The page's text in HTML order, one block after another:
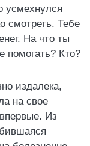
усмехнулся
смотреть. Тебе
На что ты
помогать? Кто?
издалека,
на свое
Из